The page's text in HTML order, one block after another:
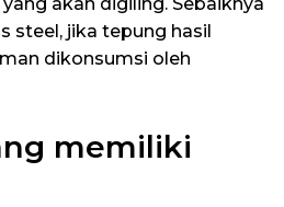
steel, jika tepung hasil
dikonsumsi oleh
memiliki